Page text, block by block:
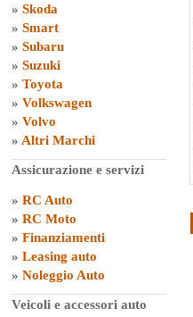
» Skoda
» Smart
» Subaru
» Suzuki
» Toyota
» Volkswagen
» Volvo
» Altri Marchi
Assicurazione e servizi
» RC Auto
» RC Moto
» Finanziamenti
» Leasing auto
» Noleggio Auto
Veicoli e accessori auto